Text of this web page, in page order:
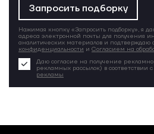
Запросить подборку
Нажимая кнопку «Запросить подборку», я
адреса электронной почты для получения
аналитических материалов и подтверждаю
конфиденциальности и Согласием на
Даю согласие на получение
рекламных рассылок) в соответствии с
рекламы